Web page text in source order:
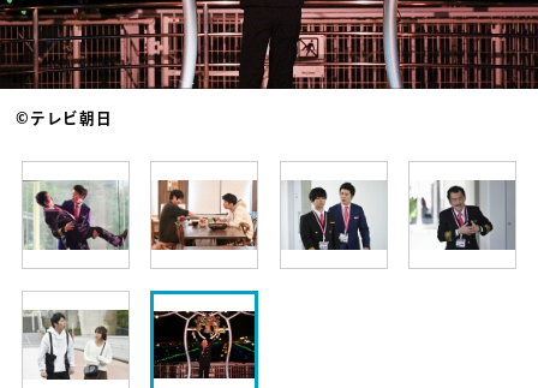
©テレビ朝日